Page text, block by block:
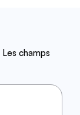
Les champs